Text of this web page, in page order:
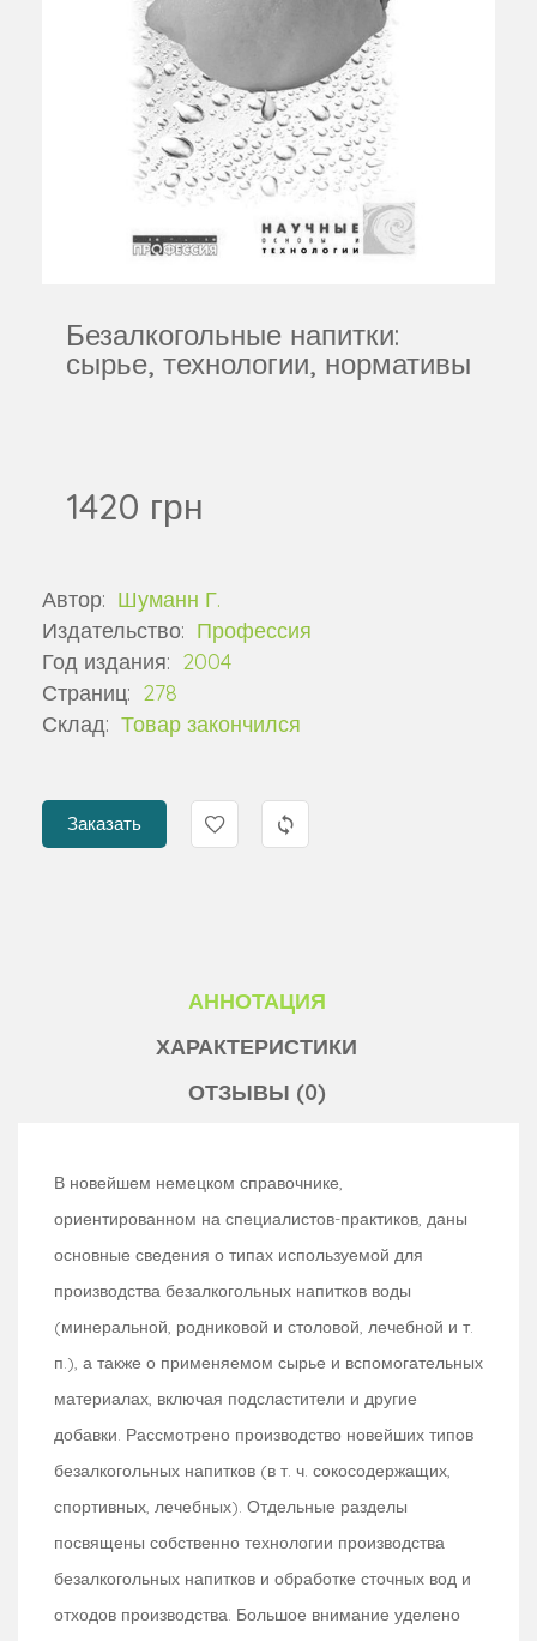
Безалкогольные напитки:
сырье, технологии, нормативы
1420 грн
Автор: Шуманн Г.
Издательство: Профессия
Год издания: 2004
Страниц: 278
Склад: Товар закончился
Заказать
АННОТАЦИЯ
ХАРАКТЕРИСТИКИ
ОТЗЫВЫ (0)
В новейшем немецком справочнике,
ориентированном на специалистов-практиков, даны
основные сведения о типах используемой для
производства безалкогольных напитков воды
(минеральной, родниковой и столовой, лечебной и т.
п.), а также о применяемом сырье и вспомогательных
материалах, включая подсластители и другие
добавки. Рассмотрено производство новейших типов
безалкогольных напитков (в т. ч. сокосодержащих,
спортивных, лечебных). Отдельные разделы
посвящены собственно технологии производства
безалкогольных напитков и обработке сточных вод и
отходов производства. Большое внимание уделено